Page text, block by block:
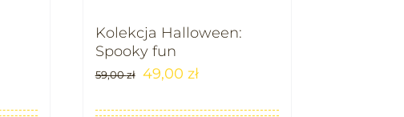
Kolekcja Halloween:
Spooky fun
59,00zł 49,00 zł